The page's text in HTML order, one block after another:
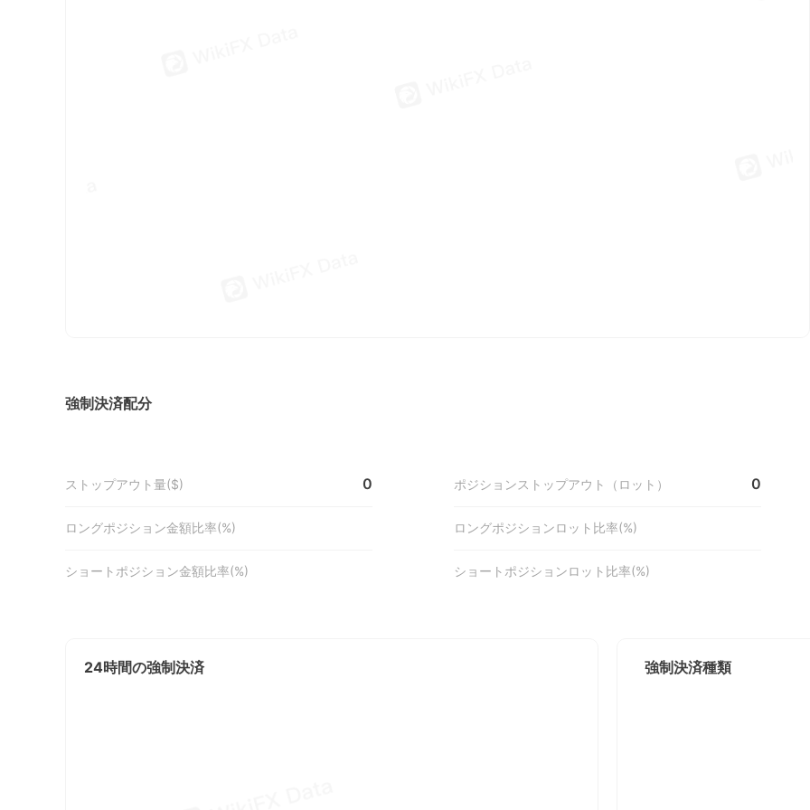
強制決済配分
ストップアウト量($) 0 ポジションストップアウト（ロット） 0
ロングポジション金額比率(%) ロングポジションロット比率(%)
ショートポジション金額比率(%) ショートポジションロット比率(%)
24時間の強制決済 強制決済種類